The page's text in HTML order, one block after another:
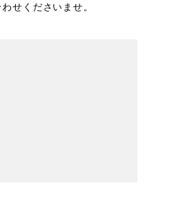
せくださいませ。